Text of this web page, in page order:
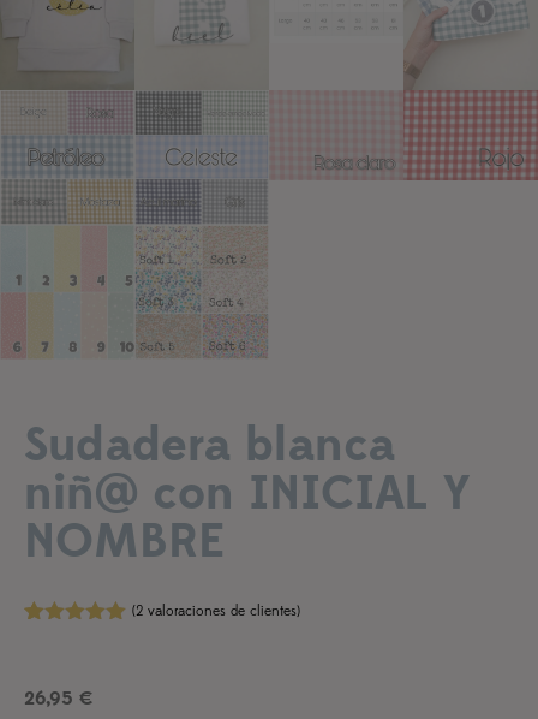
Sudadera blanca
niñ@ con INICIAL Y
NOMBRE
a
(2 valoraciones de clientes)
26,95 €